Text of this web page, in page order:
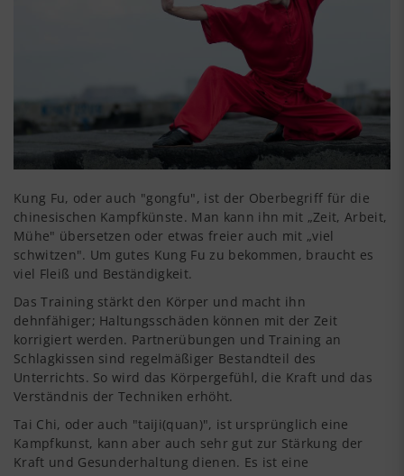
Kung Fu, oder auch "gongfu", ist der Oberbegriff für die
chinesischen Kampfkünste. Man kann ihn mit „Zeit, Arbeit,
Mühe" übersetzen oder etwas freier auch mit „viel
schwitzen". Um gutes Kung Fu zu bekommen, braucht es
viel Fleiß und Beständigkeit.
Das Training stärkt den Körper und macht ihn
dehnfähiger; Haltungsschäden können mit der Zeit
korrigiert werden. Partnerübungen und Training an
Schlagkissen sind regelmäßiger Bestandteil des
Unterrichts. So wird das Körpergefühl, die Kraft und das
Verständnis der Techniken erhöht.
Tai Chi, oder auch "taiji(quan)", ist ursprünglich eine
Kampfkunst, kann aber auch sehr gut zur Stärkung der
Kraft und Gesunderhaltung dienen. Es ist eine